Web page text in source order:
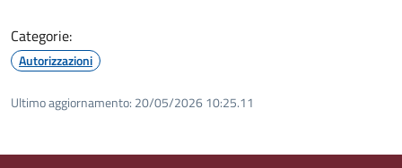
Categorie:
Autorizzazioni
Ultimo aggiornamento: 20/05/2026 10:25.11